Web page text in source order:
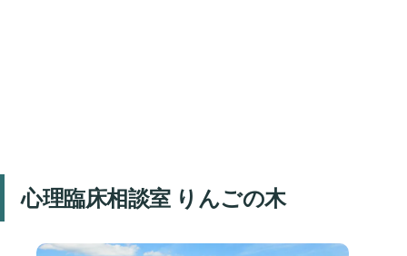
心理臨床相談室 りんごの木